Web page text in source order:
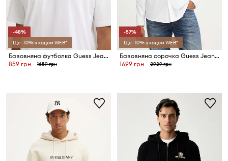
-48%
Ще -10% з кодом WEB*
Бавовняна футболка Guess Jeans
859 грн
1659 грн
-57%
Ще -10% з кодом WEB*
Бавовняна сорочка Guess Jeans
1699 грн
3989 грн